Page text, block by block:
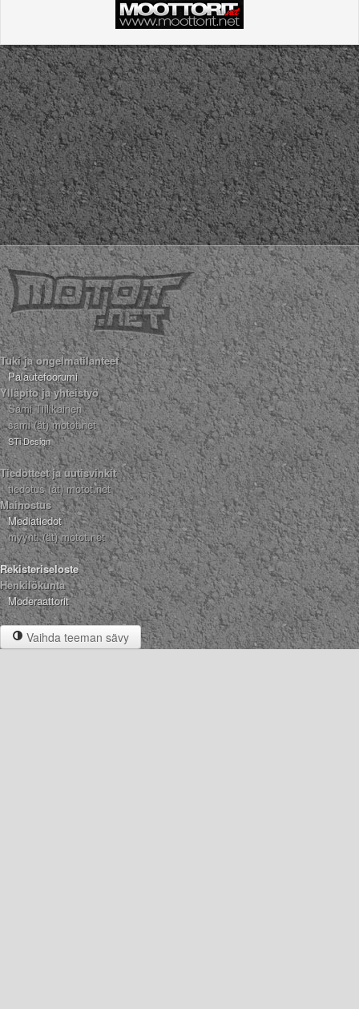
Tuki ja ongelmatilanteet
Palautefoorumi
Ylläpito ja yhteistyö
Sami Tiilikainen
sami (ät) motot.net
STi Design
Tiedotteet ja uutisvinkit
tiedotus (ät) motot.net
Mainostus
Mediatiedot
myynti (ät) motot.net
Rekisteriseloste
Henkilökunta
Moderaattorit
Vaihda teeman sävy